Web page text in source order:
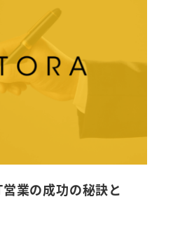
業の成功の秘訣と